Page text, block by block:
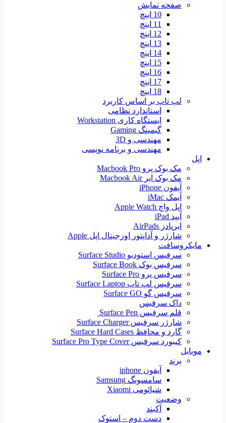
صفحه نمایش
10 اینچ
11 اینچ
12 اینچ
13 اینچ
14 اینچ
15 اینچ
16 اینچ
17 اینچ
18 اینچ
لپ تاپ بر اساس کاربرد
استاندارد نظامی
ایستگاه کاری Workstation
گیمینگ Gaming
مهندسی و 3D
مهندسی و برنامه نویسی
اپل
مک بوک پرو Macbook Pro
مک بوک ایر Macbook Air
آیفون iPhone
آیمک iMac
اپل واچ Apple Watch
آیپد iPad
ایرپادز AirPads
شارژر و آداپتور اورجینال اپل Apple
مایکروسافت
سرفیس استودیو Surface Studio
سرفیس بوک Surface Book
سرفیس پرو Surface Pro
سرفیس لپ تاپ Surface Laptop
سرفیس گو Surface GO
داک سرفیس
قلم سرفیس Surface Pen
شارژر سرفیس Surface Charger
گارد و محافظ Surface Hard Cases
کیبورد سرفیس Surface Pro Type Cover
موبایل
برند
آیفون iphone
سامسونگ Samsung
شیائومی Xiaomi
وضعیت
آکبند
دست دوم – استوک